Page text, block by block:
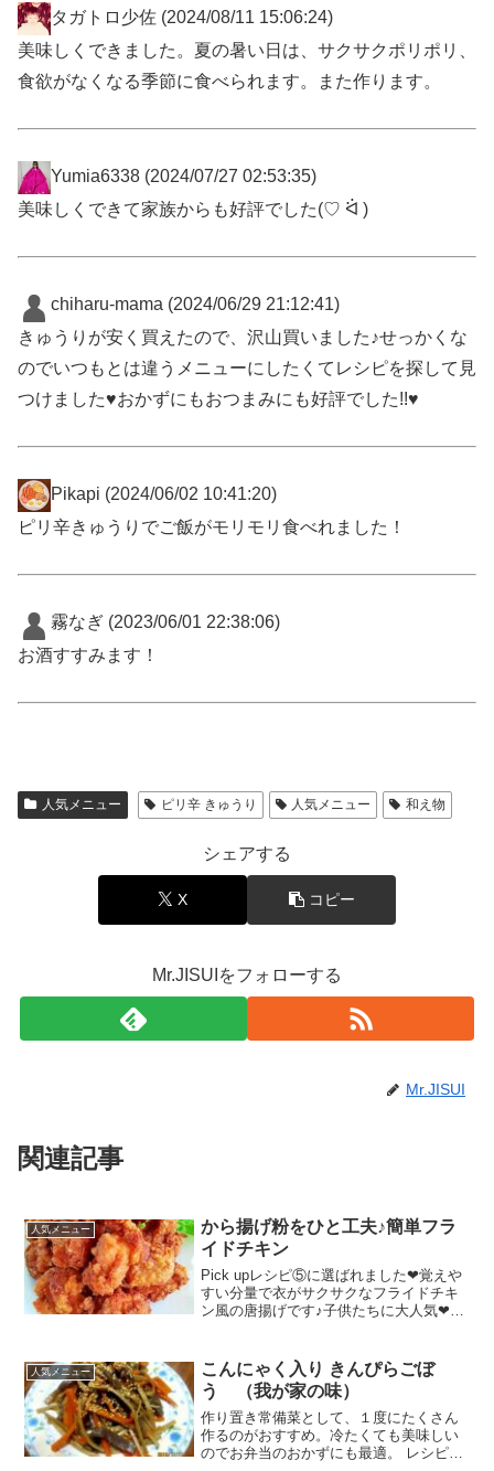
タガトロ少佐 (2024/08/11 15:06:24)
美味しくできました。夏の暑い日は、サクサクポリポリ、
食欲がなくなる季節に食べられます。また作ります。
Yumia6338 (2024/07/27 02:53:35)
美味しくできて家族からも好評でした(♡ ᐛ )
chiharu-mama (2024/06/29 21:12:41)
きゅうりが安く買えたので、沢山買いました♪せっかくな
のでいつもとは違うメニューにしたくてレシピを探して見
つけました♥️おかずにもおつまみにも好評でした!!♥️
Pikapi (2024/06/02 10:41:20)
ピリ辛きゅうりでご飯がモリモリ食べれました！
霧なぎ (2023/06/01 22:38:06)
お酒すすみます！
人気メニュー ピリ辛 きゅうり 人気メニュー 和え物
シェアする
X コピー
Mr.JISUIをフォローする
Mr.JISUI
関連記事
人気メニュー
から揚げ粉をひと工夫♪簡単フラ
イドチキン
Pick upレシピ⑤に選ばれました❤覚えや
すい分量で衣がサクサクなフライドチキ
ン風の唐揚げです♪子供たちに大人気❤運
500円前後 材料鶏肉（もも・胸・手羽
元...
人気メニュー
こんにゃく入り きんぴらごぼ
う （我が家の味）
作り置き常備菜として、１度にたくさん
作るのがおすすめ。冷たくても美味しい
のでお弁当のおかずにも最適。 レシピは